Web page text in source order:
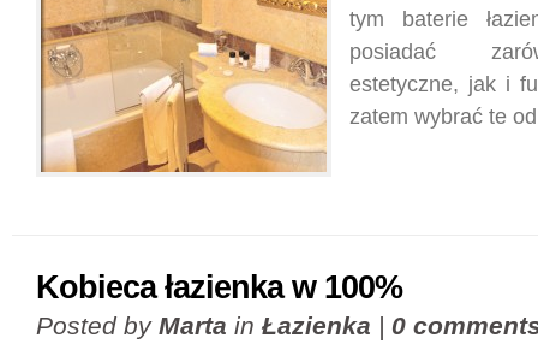
tym baterie
posiadać
estetyczne, jak i
zatem wybrać te
Kobieca łazienka w 100%
Posted by Marta in Łazienka | 0